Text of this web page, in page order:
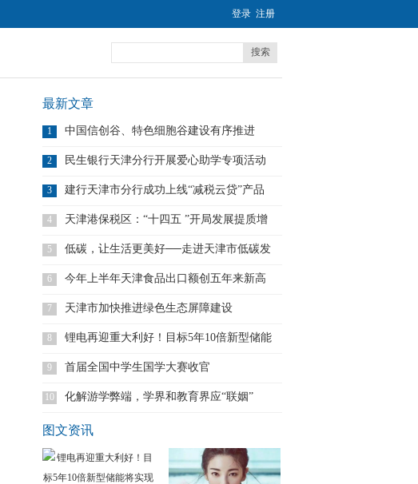
登录 注册
搜索
最新文章
1 中国信创谷、特色细胞谷建设有序推进
2 民生银行天津分行开展爱心助学专项活动
3 建行天津市分行成功上线“减税云贷”产品
4 天津港保税区：“十四五 ”开局发展提质增
5
低碳，让生活更美好──走进天津市低碳发
6 今年上半年天津食品出口额创五年来新高
7 天津市加快推进绿色生态屏障建设
8 锂电再迎重大利好！目标5年10倍新型储能
9 首届全国中学生国学大赛收官
10 化解游学弊端，学界和教育界应“联姻”
图文资讯